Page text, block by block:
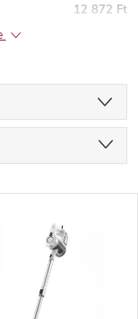
12 872 Ft